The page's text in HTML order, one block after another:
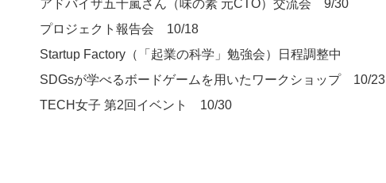
アドバイザ五十嵐さん（味の素 元CTO）交流会 9/30
プロジェクト報告会 10/18
Startup Factory（「起業の科学」勉強会）日程調整中
SDGsが学べるボードゲームを用いたワークショップ 10/23
TECH女子 第2回イベント 10/30